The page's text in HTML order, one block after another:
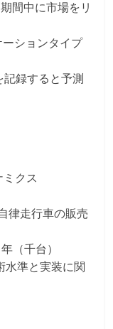
間中に市場をリ
ションタイプ
記録すると予測
クス
律走行車の販売
（千台）
水準と実装に関